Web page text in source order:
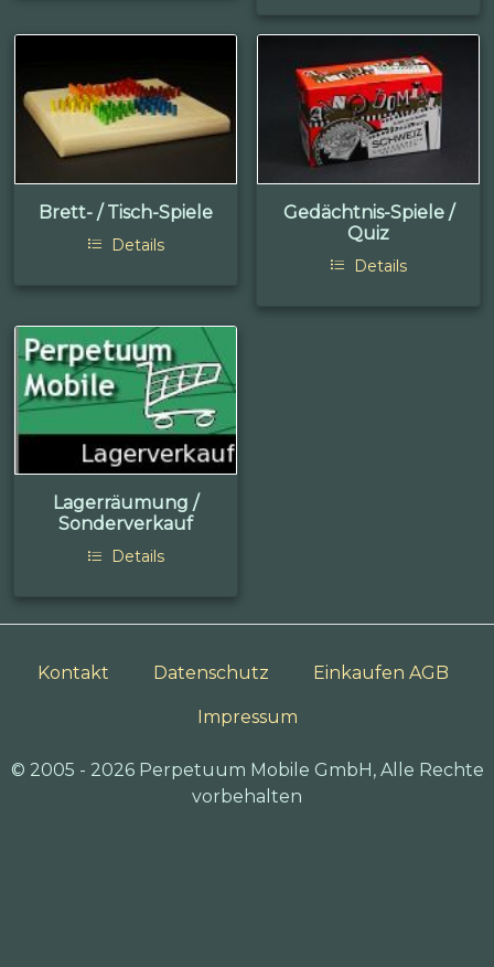
Brett- / Tisch-Spiele
Details
Gedächtnis-Spiele /
Quiz
Details
Lagerräumung /
Sonderverkauf
Details
Kontakt Datenschutz Einkaufen AGB
Impressum
© 2005 - 2026 Perpetuum Mobile GmbH, Alle Rechte
vorbehalten